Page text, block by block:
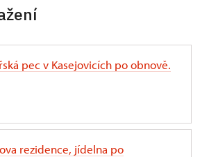
pec v Kasejovicích po obnově.
rezidence, jídelna po